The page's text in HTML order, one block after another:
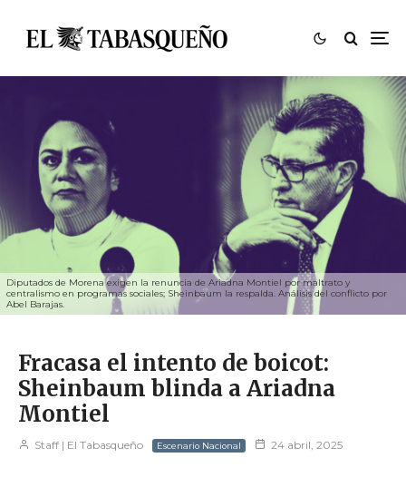
Diputados de Morena exigen la renuncia de Ariadna Montiel por maltrato y
centralismo en programas sociales; Sheinbaum la respalda. Análisis del conflicto por
Abel Barajas.
Fracasa el intento de boicot:
Sheinbaum blinda a Ariadna
Montiel
Staff | El Tabasqueño Escenario Nacional 24 abril, 2025